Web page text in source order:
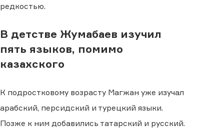
редкостью.
В детстве Жумабаев изучил
пять языков, помимо
казахского
К подростковому возрасту Магжан уже изучал
арабский, персидский и турецкий языки.
Позже к ним добавились татарский и русский.